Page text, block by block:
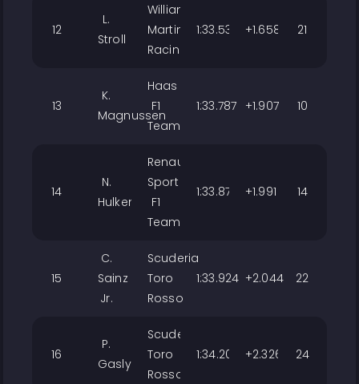
12
L.
Stroll
Williams
Martini
Racing
1:33.538 +1.658 21
13
K.
Magnussen
Haas
F1
Team
1:33.787 +1.907 10
14
N.
Hulkenberg
Renault
Sport
F1
Team
1:33.871 +1.991 14
15
C.
Sainz
Jr.
Scuderia
Toro
Rosso
1:33.924 +2.044 22
16
P.
Gasly
Scuderia
Toro
Rosso
1:34.206 +2.326 24